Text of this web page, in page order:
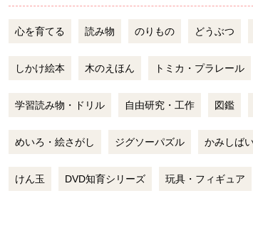
心を育てる 読み物 のりもの どうぶつ
しかけ絵本 木のえほん トミカ・プラレール
学習読み物・ドリル 自由研究・工作 図鑑
めいろ・絵さがし ジグソーパズル かみしば
けん玉 DVD知育シリーズ 玩具・フィギュア